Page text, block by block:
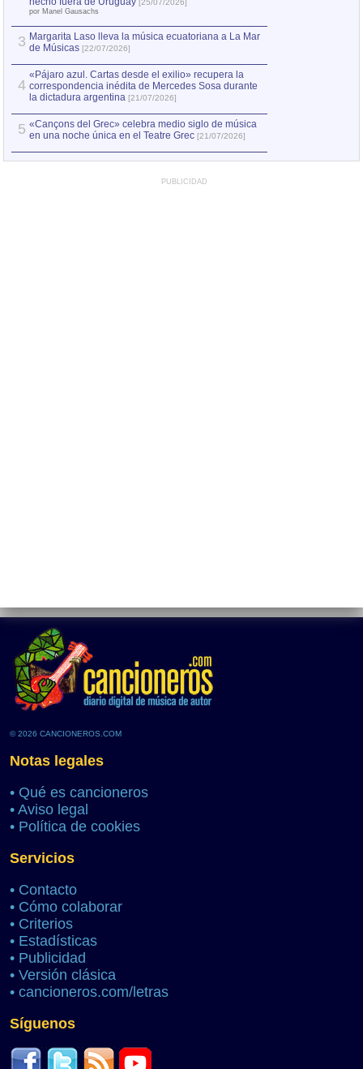
[25/07/2026]
por Manel Gausachs
3 Margarita Laso lleva la música ecuatoriana a La Mar
de Músicas [22/07/2026]
4
«Pájaro azul. Cartas desde el exilio» recupera la
correspondencia inédita de Mercedes Sosa durante
la dictadura argentina [21/07/2026]
5 «Cançons del Grec» celebra medio siglo de música
en una noche única en el Teatre Grec [21/07/2026]
PUBLICIDAD
© 2026 CANCIONEROS.COM
Notas legales
• Qué es cancioneros
• Aviso legal
• Política de cookies
Servicios
• Contacto
• Cómo colaborar
• Criterios
• Estadísticas
• Publicidad
• Versión clásica
• cancioneros.com/letras
Síguenos